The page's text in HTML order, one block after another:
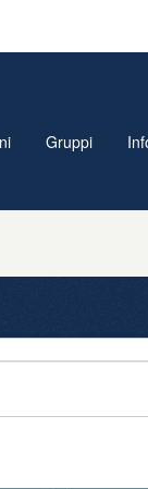
Gruppi